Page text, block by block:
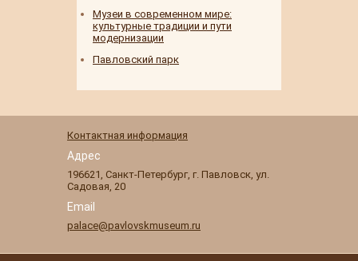
Музеи в современном мире:
культурные традиции и пути
модернизации
Павловский парк
Контактная информация
Адрес
196621 , Санкт-Петербург, г. Павловск, ул.
Садовая, 20
Email
palace@pavlovskmuseum.ru